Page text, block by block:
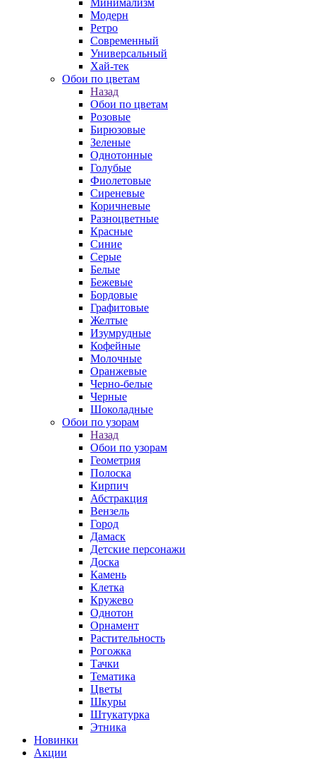
Минимализм
Модерн
Ретро
Современный
Универсальный
Хай-тек
Обои по цветам
Назад
Обои по цветам
Розовые
Бирюзовые
Зеленые
Однотонные
Голубые
Фиолетовые
Сиреневые
Коричневые
Разноцветные
Красные
Синие
Серые
Белые
Бежевые
Бордовые
Графитовые
Желтые
Изумрудные
Кофейные
Молочные
Оранжевые
Черно-белые
Черные
Шоколадные
Обои по узорам
Назад
Обои по узорам
Геометрия
Полоска
Кирпич
Абстракция
Вензель
Город
Дамаск
Детские персонажи
Доска
Камень
Клетка
Кружево
Однотон
Орнамент
Растительность
Рогожка
Тачки
Тематика
Цветы
Шкуры
Штукатурка
Этника
Новинки
Акции